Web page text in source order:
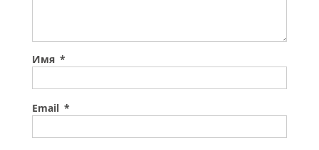
Имя *
Email *